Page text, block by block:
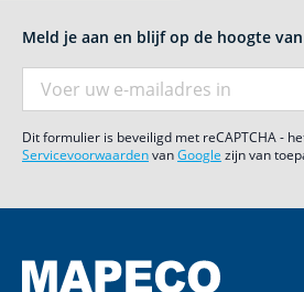
Meld je aan en blijf op de hoogte
Dit formulier is beveiligd met reCAPTCHA -
ServicevoorwaardenvanGoogle zijn van